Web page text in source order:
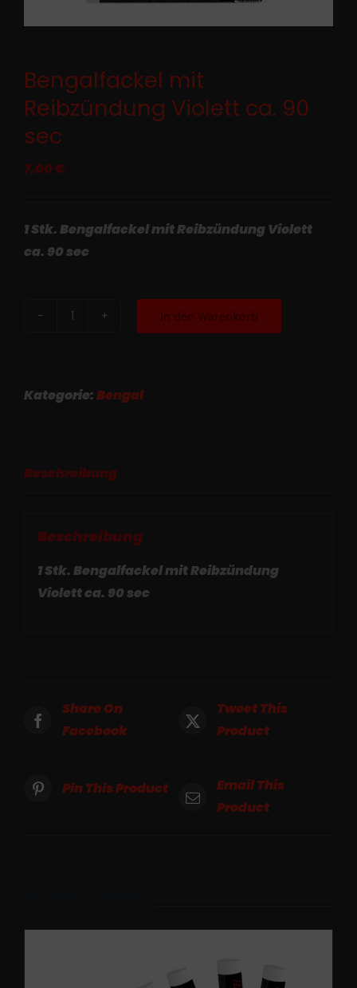
Bengalfackel mit
Reibzündung Violett ca. 90
sec
7,00€
1 Stk. Bengalfackel mit Reibzündung Violett
ca. 90 sec
Bengalfackel
Violett
Menge
In den Warenkorb
Kategorie:Bengal
Beschreibung
Beschreibung
1 Stk. Bengalfackel mit Reibzündung
Violett ca. 90 sec
Share On
Facebook
Tweet This
Product
Pin This Product
Email This
Product